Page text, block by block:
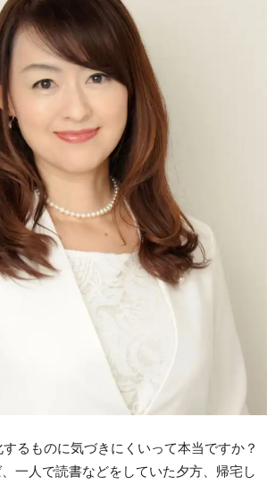
るものに気づきにくいって本当ですか？
一人で読書などをしていた夕方、帰宅し